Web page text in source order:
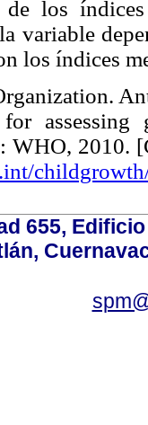
de los
variable
los índices
WHO, 2010.
655,